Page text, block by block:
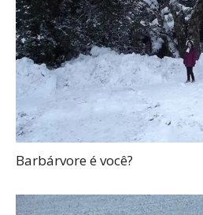
Barbárvore é você?